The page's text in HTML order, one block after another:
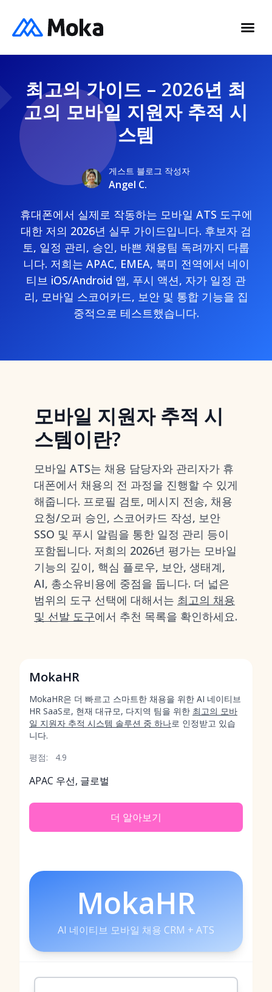
최고의 가이드 – 2026년 최
고의 모바일 지원자 추적 시
스템
게스트 블로그 작성자
Angel C.
휴대폰에서 실제로 작동하는 모바일 ATS 도구에
대한 저의 2026년 실무 가이드입니다. 후보자 검
토, 일정 관리, 승인, 바쁜 채용팀 독려까지 다룹
니다. 저희는 APAC, EMEA, 북미 전역에서 네이
티브 iOS/Android 앱, 푸시 액션, 자가 일정 관
리, 모바일 스코어카드, 보안 및 통합 기능을 집
중적으로 테스트했습니다.
모바일 지원자 추적 시
스템이란?
모바일 ATS는 채용 담당자와 관리자가 휴
대폰에서 채용의 전 과정을 진행할 수 있게
해줍니다. 프로필 검토, 메시지 전송, 채용
요청/오퍼 승인, 스코어카드 작성, 보안
SSO 및 푸시 알림을 통한 일정 관리 등이
포함됩니다. 저희의 2026년 평가는 모바일
기능의 깊이, 핵심 플로우, 보안, 생태계,
AI, 총소유비용에 중점을 둡니다. 더 넓은
범위의 도구 선택에 대해서는 최고의 채용
및 선발 도구에서 추천 목록을 확인하세요.
MokaHR
MokaHR은 더 빠르고 스마트한 채용을 위한 AI 네이티브
HR SaaS로, 현재 대규모, 다지역 팀을 위한 최고의 모바
일 지원자 추적 시스템 솔루션 중 하나로 인정받고 있습
니다.
평점:
4.9
APAC 우선, 글로벌
더 알아보기
MokaHR
AI 네이티브 모바일 채용 CRM + ATS